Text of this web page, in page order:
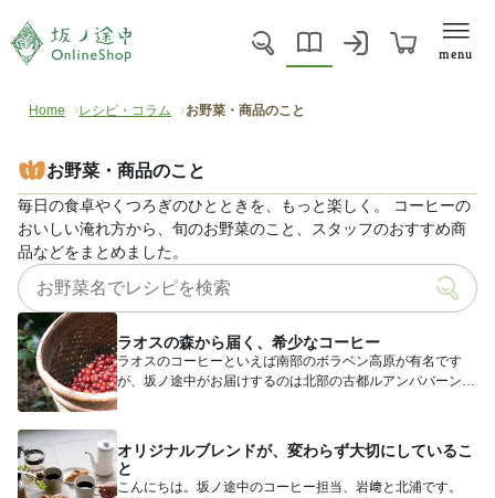
menu
Home レシピ・コラム お野菜・商品のこと
お野菜・商品のこと
毎日の食卓やくつろぎのひとときを、もっと楽しく。 コーヒーの
おいしい淹れ方から、旬のお野菜のこと、スタッフのおすすめ商
品などをまとめました。
ラオスの森から届く、希少なコーヒー
ラオスのコーヒーといえば南部のボラベン高原が有名です
が、坂ノ途中がお届けするのは北部の古都ルアンパバーンか
らさらに奥地─...
オリジナルブレンドが、変わらず大切にしているこ
と
こんにちは。坂ノ途中のコーヒー担当、岩﨑と北浦です。